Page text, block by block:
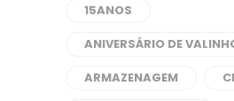
15ANOS
ANIVERSÁRIO DE
ARMAZENAGEM